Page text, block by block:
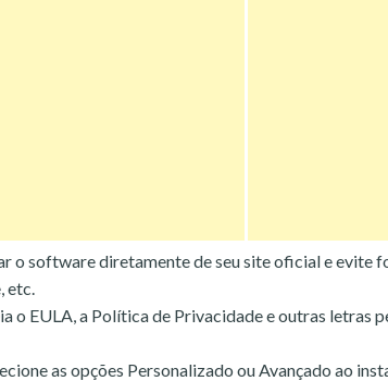
o software diretamente de seu site oficial e evite
etc.
o EULA, a Política de Privacidade e outras letras
as opções Personalizado ou Avançado ao